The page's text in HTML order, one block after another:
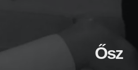
Keresés
Ősz